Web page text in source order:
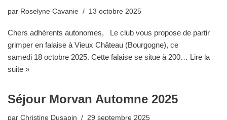
par Roselyne Cavanie 13 octobre 2025
Chers adhérents autonomes, Le club vous propose de partir
grimper en falaise à Vieux Château (Bourgogne), ce
samedi 18 octobre 2025. Cette falaise se situe à 200… Lire la
suite »
Séjour Morvan Automne 2025
par Christine Dusapin 29 septembre 2025